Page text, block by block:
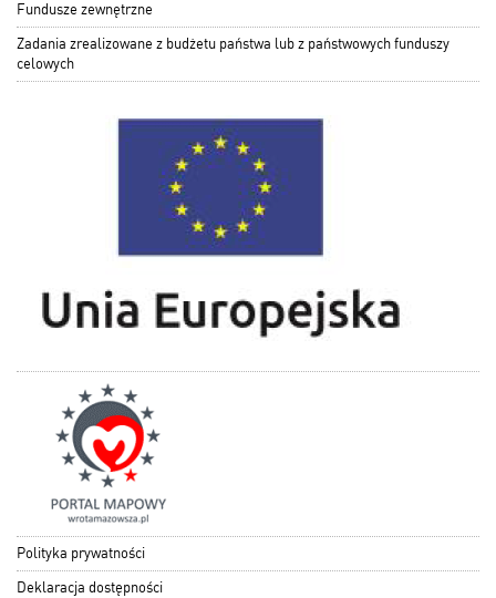
Fundusze zewnętrzne
Zadania zrealizowane z budżetu państwa lub z państwowych funduszy
celowych
Polityka prywatności
Deklaracja dostępności